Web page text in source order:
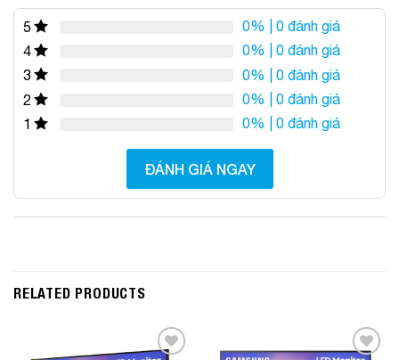
5 0% | 0 đánh giá
4
0% | 0 đánh giá
3
0% | 0 đánh giá
2
0% | 0 đánh giá
1
0% | 0 đánh giá
ĐÁNH GIÁ NGAY
RELATED PRODUCTS